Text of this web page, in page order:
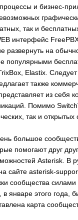
и бизнес-
так и
интерфейс
развернуть на
популярными
Elastix. Следует
также
из себя
Помимо
так и открытых
большое
помогают друг
Asterisk. В
сайте asterisk-
сообщества силами
январе этого года,
карта